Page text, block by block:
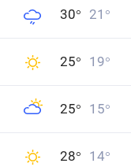
30° 21 °
25° 19°
25° 15°
28° 14°